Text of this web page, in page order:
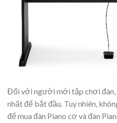
Đối với người mới tập chơi đàn,
nhất để bắt đầu. Tuy nhiên,
để mua đàn Piano cơ và đàn